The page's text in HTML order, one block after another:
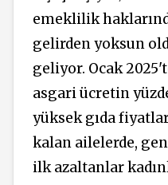
emeklilik
gelirden yoksun
geliyor. Ocak
asgari ücretin
yüksek gıda
kalan ailelerde,
ilk azaltanlar